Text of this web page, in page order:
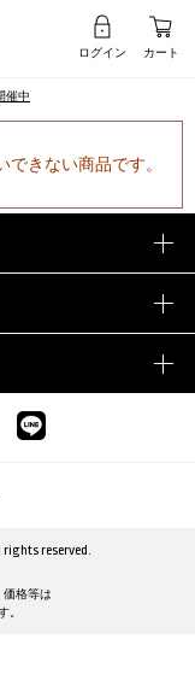
ログイン カート
催中
きない商品です。
rights reserved.
価格等は
。